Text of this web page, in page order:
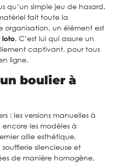
qu’un simple jeu de hasard.
fait toute la
un élément est
loto. C’est lui qui assure un
captivant, pour tous
ligne.
boulier à
: les versions manuelles à
les modèles à
allie esthétique,
silencieuse et
de manière homogène,